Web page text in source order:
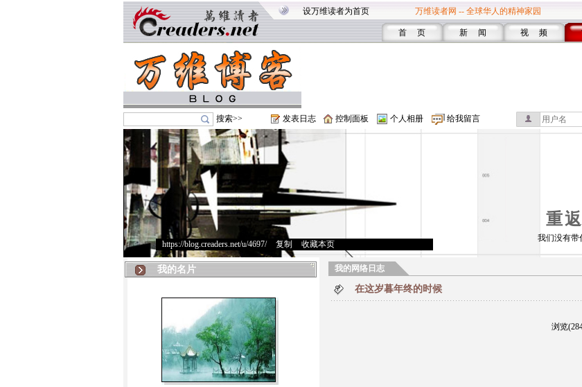
设万维读者为首页 万维读者网 -- 全球华人的精神家园
首 页 新 闻 视 频
搜索>> 发表日志 控制面板 个人相册 给我留言
重
https://blog.creaders.net/u/4697/> 复制 收藏本页
我们没有带
我的名片 我的网络日志
在这岁暮年终的时候
浏览